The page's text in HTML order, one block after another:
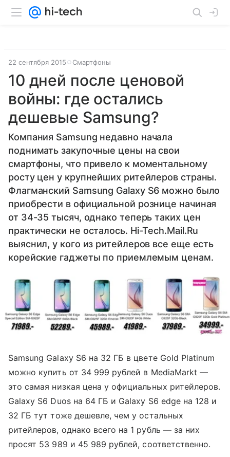
22 сентября 2015 Смартфоны
10 дней после ценовой
войны: где остались
дешевые Samsung?
Компания Samsung недавно начала
поднимать закупочные цены на свои
смартфоны, что привело к моментальному
росту цен у крупнейших ритейлеров страны.
Флагманский Samsung Galaxy S6 можно было
приобрести в официальной рознице начиная
от 34-35 тысяч, однако теперь таких цен
практически не осталось. Hi-Tech.Mail.Ru
выяснил, у кого из ритейлеров все еще есть
корейские гаджеты по приемлемым ценам.
Samsung Galaxy S6 на 32 ГБ в цвете Gold Platinum
можно купить от 34 999 рублей в MediaMarkt —
это самая низкая цена у официальных ритейлеров.
Galaxy S6 Duos на 64 ГБ и Galaxy S6 edge на 128 и
32 ГБ тут тоже дешевле, чем у остальных
ритейлеров, однако всего на 1 рубль — за них
просят 53 989 и 45 989 рублей, соответственно.